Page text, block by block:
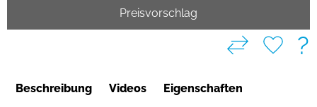
Preisvorschlag
?
Beschreibung Videos
Eigenschaften